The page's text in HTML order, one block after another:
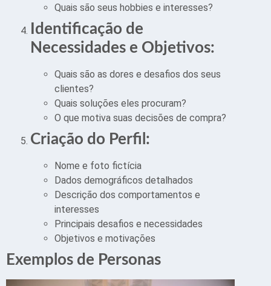
Quais são seus hobbies e interesses?
Identificação de
Necessidades e Objetivos:
Quais são as dores e desafios dos seus
clientes?
Quais soluções eles procuram?
O que motiva suas decisões de compra?
Criação do Perfil:
Nome e foto fictícia
Dados demográficos detalhados
Descrição dos comportamentos e
interesses
Principais desafios e necessidades
Objetivos e motivações
Exemplos de Personas